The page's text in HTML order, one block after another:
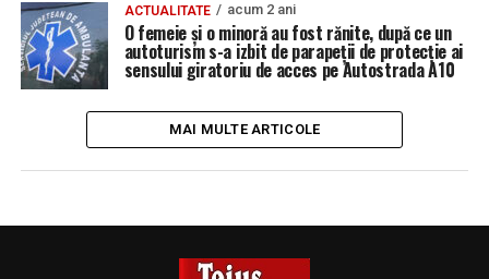
ACTUALITATE acum 2 ani
O femeie și o minoră au fost rănite, după ce un
autoturism s-a izbit de parapeții de protecție ai
sensului giratoriu de acces pe Autostrada A10
MAI MULTE ARTICOLE